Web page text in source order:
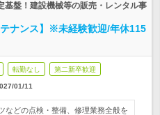
基盤！建設機械等の販売・レンタル事
ナンス】※未経験歓迎/年休115
転勤なし 第二新卒歓迎
01/11
などの点検・整備、修理業務全般を